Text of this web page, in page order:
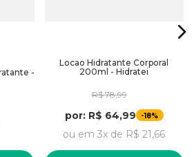
-
Locao Hidratante Corporal
200ml - Hidratei
R$ 78,99
por: R$ 64,99 -18%
ou em 3x de R$ 21,66